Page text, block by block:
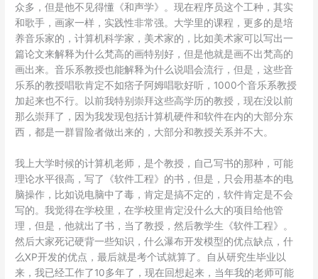
众多，但是他不见得懂《和声学》。现在程序员这个工种，其实
和歌手，画家一样，实践性非常强。大学里的课程，更多的是培
养音乐家的，计算机科学家，美术家的，比如美术家可以写出一
篇论文来解释为什么梵高的画特别好，但是他就是画不出梵高的
画出来。音乐系教授也能解释为什么说唱会流行，但是，这些音
乐系的教授唱歌肯定不如痞子阿姆唱歌好听，1000个音乐系教授
加起来也不行。以前我特别崇拜这些高学历的教授，现在没以前
那么崇拜了，因为我发现包括计算机硬件和软件在内的大部分东
西，都是一群冒险者做出来的，大部分和教授关系并不大。
我上大学时候的计算机老师，是个教授，自己写书的那种，可能
理论水平很高，写了《软件工程》的书，但是，只会用基本的电
脑操作，比如说电脑中了毒，肯定是搞不定的，软件肯定是不会
写的。我觉得在学校里，在学校里肯定没什么大的项目给他管
理，但是，他就出了书，当了教授，然后教学生《软件工程》。
然后大家死记硬背一些知识，什么瀑布开发模型的优点缺点，什
么XP开发的优点，最后就是考个试就算了。自从研究生毕业以
来，我已经工作了10多年了，现在回想起来，当年我的老师可能